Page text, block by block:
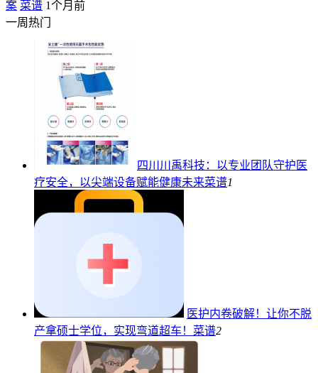
案 菜谱 1个月前
一周热门
四川川禹科技：以专业团队守护医
疗安全，以尖端设备赋能健康未来菜谱1
医护内卷破解！让你不脱
产拿硕士学位，实现弯道超车！ 菜谱2